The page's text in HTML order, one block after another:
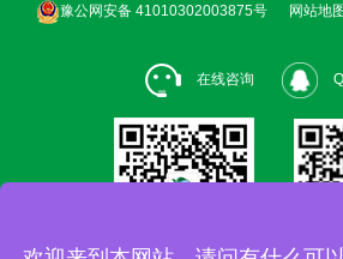
豫公网安备 41010302003875号
网站地
在线咨询